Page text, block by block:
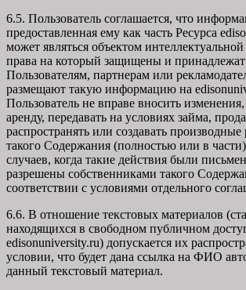
6.5. Пользователь соглашается, что
предоставленная ему как часть Ресурса
может являться объектом
права на который защищены и
Пользователям, партнерам или
размещают такую информацию на
Пользователь не вправе вносить изменения,
аренду, передавать на условиях займа,
распространять или создавать
такого Содержания (полностью или в
случаев, когда такие действия были
разрешены собственниками такого
соответствии с условиями отдельного
6.6. В отношение текстовых материалов
находящихся в свободном публичном
edisonuniversity.ru) допускается их
условии, что будет дана ссылка на ФИО
данный текстовый материал.